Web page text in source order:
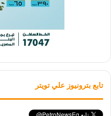
تابع بترونيوز علي تويتر